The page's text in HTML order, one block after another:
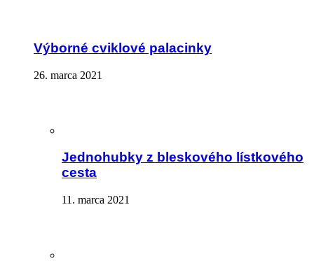
Výborné cviklové palacinky
26. marca 2021
Jednohubky z bleskového lístkového
cesta
11. marca 2021